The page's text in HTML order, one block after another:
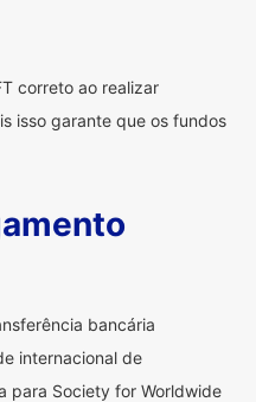
correto ao realizar
isso garante que os fundos
bancária
internacional de
para Society for Worldwide